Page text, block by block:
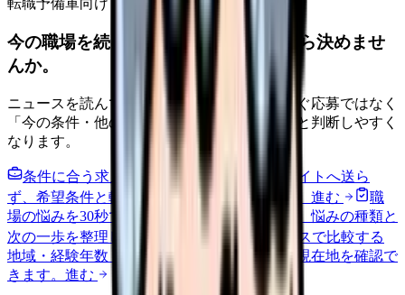
転職予備軍向け
今の職場を続けるか、条件を比べてから決めませ
んか。
ニュースを読んで不安が強くなった時は、すぐ応募ではなく
「今の条件・他の選択肢・相談先」を分けると判断しやすく
なります。
条件に合う求人通知を受け取る
外部転職サイトへ送ら
ず、希望条件と転職時期を自社で預かります。 進む
職
場の悩みを30秒で診断
辞めるべきか迷う前に、悩みの種類と
次の一歩を整理します。
給料コンパスで比較する
地域・経験年数・施設形態から、今の給料の現在地を確認で
きます。 進む